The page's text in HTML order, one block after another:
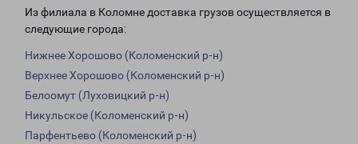
Из филиала в Коломне доставка грузов осуществляется в
следующие города:
Нижнее Хорошово (Коломенский р-н)
Верхнее Хорошово (Коломенский р-н)
Белоомут (Луховицкий р-н)
Никульское (Коломенский р-н)
Парфентьево (Коломенский р-н)